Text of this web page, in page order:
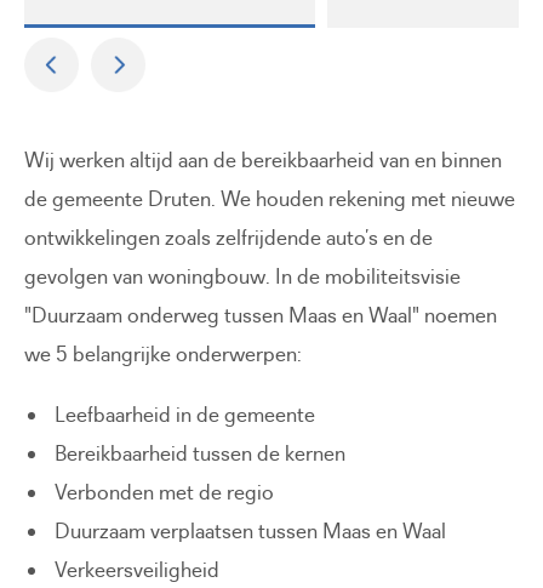
Wij werken altijd aan de bereikbaarheid van en binnen
de gemeente Druten. We houden rekening met nieuwe
ontwikkelingen zoals zelfrijdende auto’s en de
gevolgen van woningbouw. In de mobiliteitsvisie
"Duurzaam onderweg tussen Maas en Waal" noemen
we 5 belangrijke onderwerpen:
Leefbaarheid in de gemeente
Bereikbaarheid tussen de kernen
Verbonden met de regio
Duurzaam verplaatsen tussen Maas en Waal
Verkeersveiligheid